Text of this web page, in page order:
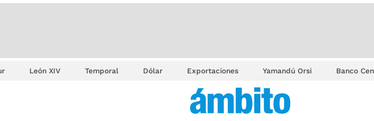
León XIV Temporal Dólar Exportaciones Yamandú Orsi Banco